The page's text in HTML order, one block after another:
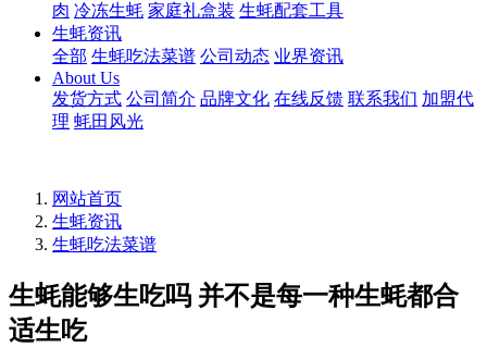
肉 冷冻生蚝 家庭礼盒装 生蚝配套工具
生蚝资讯
全部 生蚝吃法菜谱 公司动态 业界资讯
About Us
发货方式 公司简介 品牌文化 在线反馈 联系我们 加盟代
理 蚝田风光
网站首页
生蚝资讯
生蚝吃法菜谱
生蚝能够生吃吗 并不是每一种生蚝都合
适生吃